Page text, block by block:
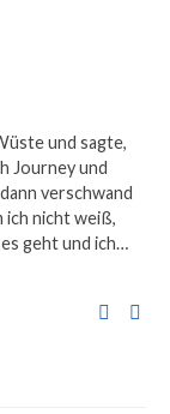
und sagte,
Journey und
verschwand
ich nicht weiß,
geht und ich…